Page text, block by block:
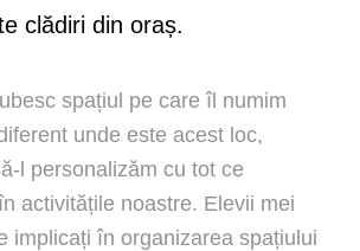
clădiri din oraș.
spațiul pe care îl numim
unde este acest loc,
l personalizăm cu tot ce
activitățile noastre. Elevii mei
implicați în organizarea spațiului